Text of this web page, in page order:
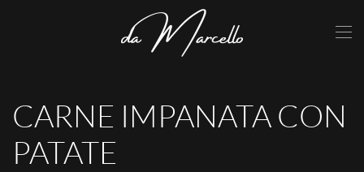
Skip to main content
CARNE IMPANATA CON
PATATE